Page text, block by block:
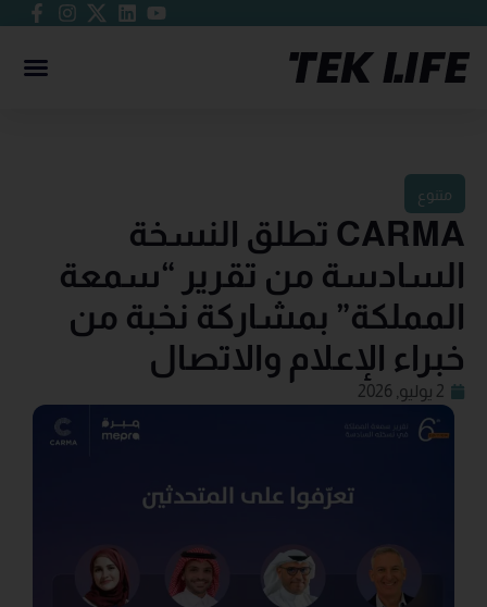
متنوع
CARMA تطلق النسخة
السادسة من تقرير “سمعة
المملكة” بمشاركة نخبة من
خبراء الإعلام والاتصال
2 يوليو, 2026